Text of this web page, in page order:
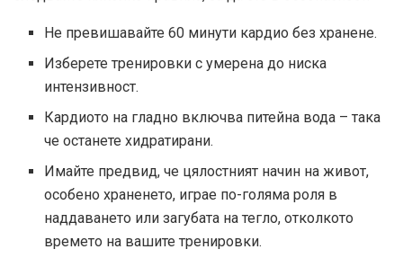
Не превишавайте 60 минути кардио без хранене.
Изберете тренировки с умерена до ниска
интензивност.
Кардиото на гладно включва питейна вода – така
че останете хидратирани.
Имайте предвид, че цялостният начин на живот,
особено храненето, играе по-голяма роля в
наддаването или загубата на тегло, отколкото
времето на вашите тренировки.